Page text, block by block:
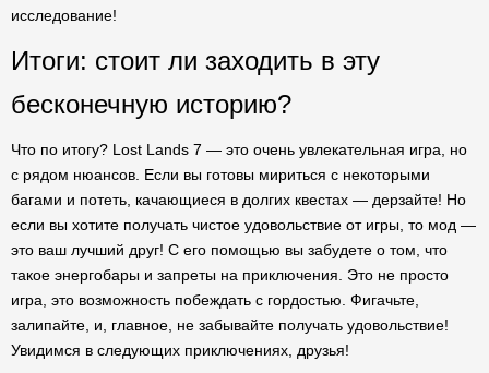
исследование!
Итоги: стоит ли заходить в эту
бесконечную историю?
Что по итогу? Lost Lands 7 — это очень увлекательная игра, но
с рядом нюансов. Если вы готовы мириться с некоторыми
багами и потеть, качающиеся в долгих квестах — дерзайте! Но
если вы хотите получать чистое удовольствие от игры, то мод —
это ваш лучший друг! С его помощью вы забудете о том, что
такое энергобары и запреты на приключения. Это не просто
игра, это возможность побеждать с гордостью. Фигачьте,
залипайте, и, главное, не забывайте получать удовольствие!
Увидимся в следующих приключениях, друзья!